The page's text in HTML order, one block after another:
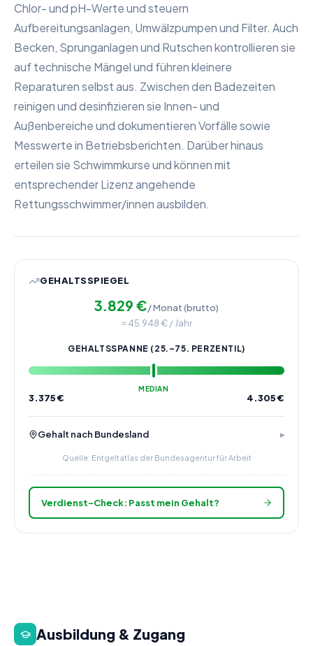
Chlor- und pH-Werte und steuern
Aufbereitungsanlagen, Umwälzpumpen und Filter. Auch
Becken, Sprunganlagen und Rutschen kontrollieren sie
auf technische Mängel und führen kleinere
Reparaturen selbst aus. Zwischen den Badezeiten
reinigen und desinfizieren sie Innen- und
Außenbereiche und dokumentieren Vorfälle sowie
Messwerte in Betriebsberichten. Darüber hinaus
erteilen sie Schwimmkurse und können mit
entsprechender Lizenz angehende
Rettungsschwimmer/innen ausbilden.
GEHALTSSPIEGEL
3.829 €/ Monat (brutto)
≈45.948€ / Jahr
GEHALTSSPANNE (25.–75. PERZENTIL)
MEDIAN
3.375€ 4.305€
Gehalt nach Bundesland
Quelle: Entgeltatlas der Bundesagentur für Arbeit
Verdienst-Check: Passt mein Gehalt?
Ausbildung & Zugang